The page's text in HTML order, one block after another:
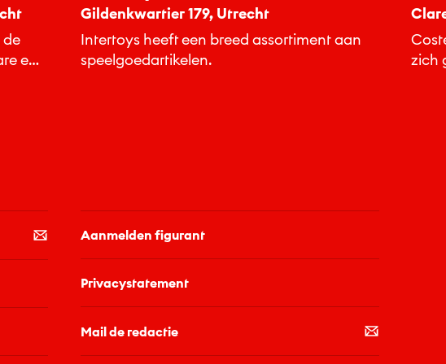
de
en
Gildenkwartier 179, Utrecht
Intertoys heeft een breed assortiment aan
speelgoedartikelen.
zich
Aanmelden figurant
Privacystatement
Mail de redactie